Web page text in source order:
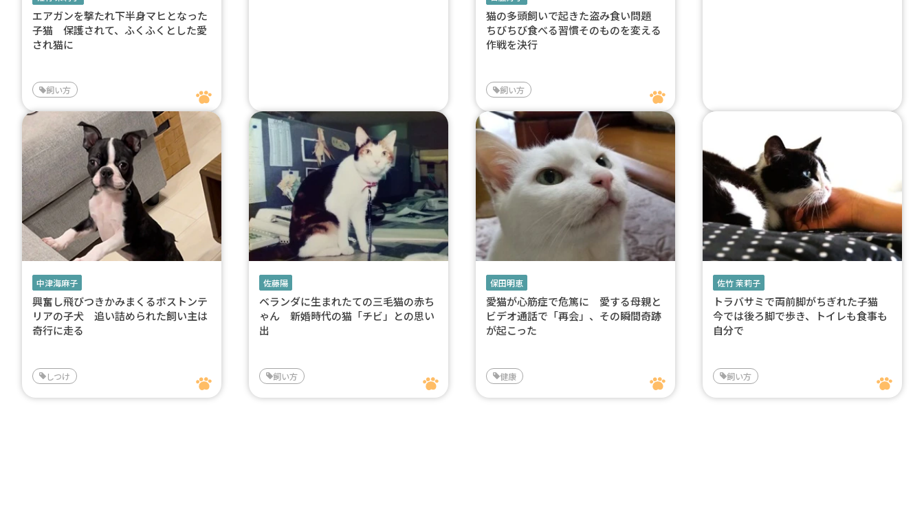
エアガンを撃たれ下半身マヒとなった
子猫 保護されて、ふくふくとした愛
され猫に
飼い方
猫の多頭飼いで起きた盗み食い問題
ちびちび食べる習慣そのものを変える
作戦を決行
飼い方
中津海麻子
興奮し飛びつきかみまくるボストンテ
リアの子犬 追い詰められた飼い主は
奇行に走る
しつけ
佐藤陽
ベランダに生まれたての三毛猫の赤ち
ゃん 新婚時代の猫「チビ」との思い
出
飼い方
保田明恵
愛猫が心筋症で危篤に 愛する母親と
ビデオ通話で「再会」、その瞬間奇跡
が起こった
健康
佐竹 茉莉子
トラバサミで両前脚がちぎれた子猫
今では後ろ脚で歩き、トイレも食事も
自分で
飼い方